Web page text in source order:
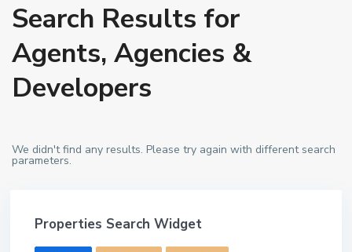
Search Results for
Agents, Agencies &
Developers
We didn't find any results. Please try again with different search
parameters.
Properties Search Widget